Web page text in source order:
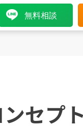
無料相談
セプ